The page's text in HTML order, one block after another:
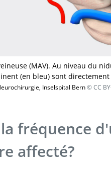
(MAV). Au niveau du
(en bleu) sont
Inselspital Bern© CC
fréquence
affecté?